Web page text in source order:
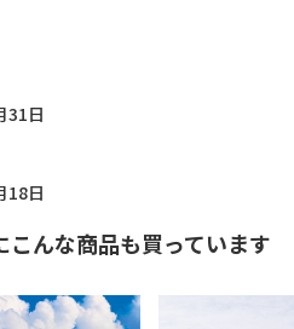
31日
18日
んな商品も買っています